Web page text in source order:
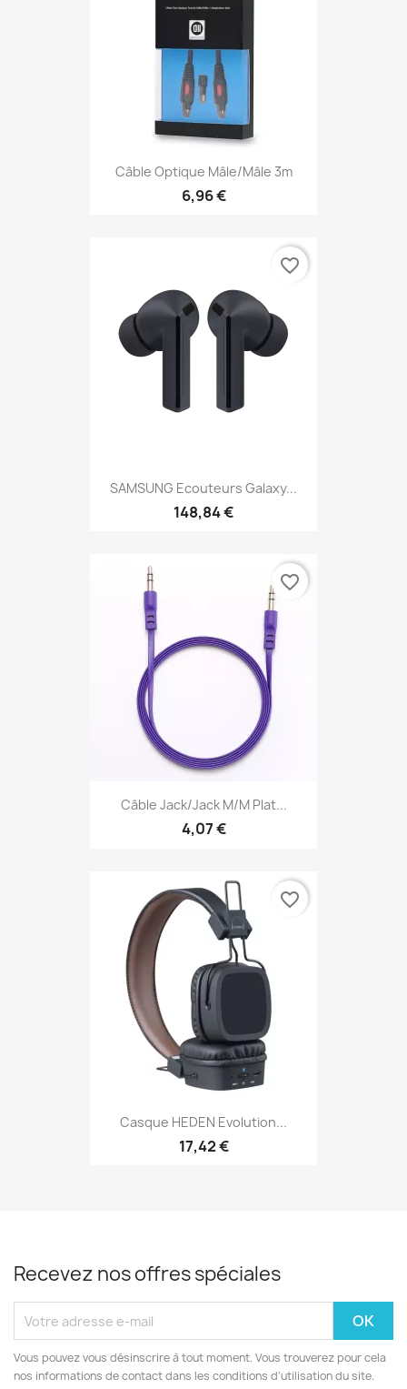
Câble Optique Mâle/mâle 3m
6,96 €
SAMSUNG Ecouteurs Galaxy...
148,84 €
favorite_border
Câble Jack/Jack M/M Plat...
4,07 €
favorite_border
Casque HEDEN Evolution...
17,42 €
favorite_border
Recevez nos offres spéciales
Vous pouvez vous désinscrire à tout moment. Vous trouverez pour cela
nos informations de contact dans les conditions d'utilisation du site.